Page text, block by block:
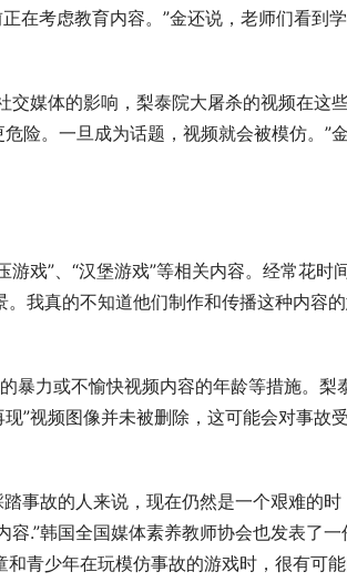
在考虑教育内容。”金还说，老师们看到
交媒体的影响，梨泰院大屠杀的视频在这
险。一旦成为话题，视频就会被模仿。”金
戏”、“汉堡游戏”等相关内容。经常花时
我真的不知道他们制作和传播这种内容
暴力或不愉快视频内容的年龄等措施。梨
”视频图像并未被删除，这可能会对事故
事故的人来说，现在仍然是一个艰难的时
.”韩国全国媒体素养教师协会也发表了一
青少年在玩模仿事故的游戏时，很有可